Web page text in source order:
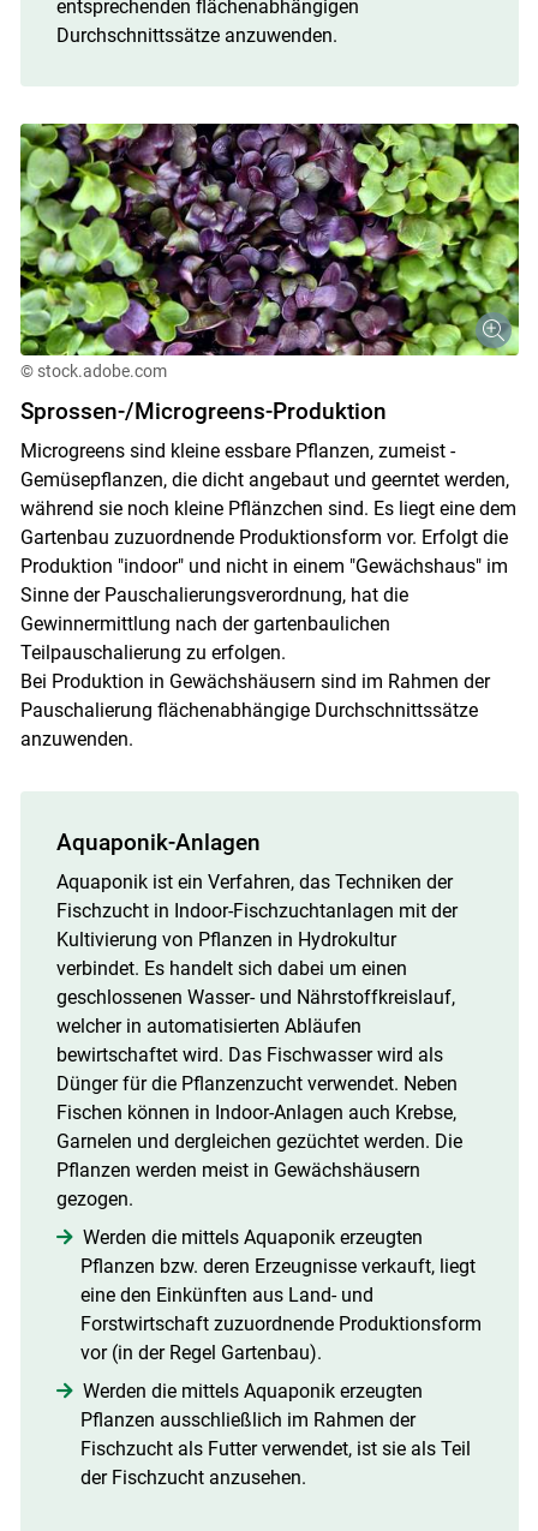
entsprechenden flächenabhängigen
Durchschnittssätze anzuwenden.
© stock.adobe.com
Sprossen-/Microgreens-Produktion
Microgreens sind kleine essbare Pflanzen, zumeist ­
Gemüsepflanzen, die dicht angebaut und geerntet werden,
während sie noch kleine Pflänzchen sind. Es liegt eine dem
Gartenbau ­zuzuordnende Produktionsform vor. ­Erfolgt die
Produktion "indoor" und nicht in einem "Gewächshaus" im
Sinne der Pauschalierungsverordnung, hat die
Gewinnermittlung nach der gartenbau­lichen
Teilpauschalierung zu erfolgen.
Bei Produktion in Gewächshäusern sind im Rahmen der
Pauschalierung flächenabhängige Durchschnittssätze
anzuwenden.
Aquaponik-Anlagen
Aquaponik ist ein Verfahren, das Techniken der
Fischzucht in Indoor-Fischzuchtanlagen mit der
Kultivierung von Pflanzen in Hydrokultur
verbindet. Es handelt sich dabei um einen
geschlossenen Wasser- und Nährstoffkreislauf,
welcher in automatisierten Abläufen
bewirtschaftet wird. Das Fischwasser wird als
Dünger für die Pflanzenzucht verwendet. Neben
Fischen können in Indoor-Anlagen auch Krebse,
Garnelen und dergleichen gezüchtet werden. Die
Pflanzen werden meist in Gewächshäusern
gezogen.
Werden die mittels Aquaponik erzeugten
Pflanzen bzw. deren Erzeugnisse verkauft, liegt
eine den Einkünften aus Land- und
Forstwirtschaft zuzuordnende Produktionsform
vor (in der Regel Gartenbau).
Werden die mittels Aquaponik erzeugten
Pflanzen ausschließlich im Rahmen der
Fischzucht als Futter verwendet, ist sie als Teil
der Fischzucht anzusehen.